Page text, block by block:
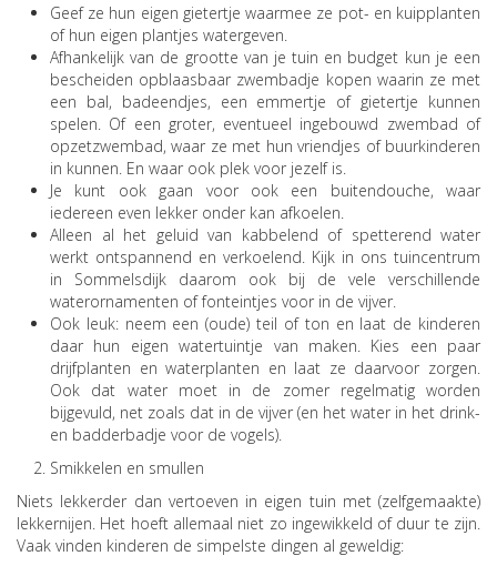
Geef ze hun eigen gietertje waarmee ze pot- en kuipplanten
of hun eigen plantjes watergeven.
Afhankelijk van de grootte van je tuin en budget kun je een
bescheiden opblaasbaar zwembadje kopen waarin ze met
een bal, badeendjes, een emmertje of gietertje kunnen
spelen. Of een groter, eventueel ingebouwd zwembad of
opzetzwembad, waar ze met hun vriendjes of buurkinderen
in kunnen. En waar ook plek voor jezelf is.
Je kunt ook gaan voor ook een buitendouche, waar
iedereen even lekker onder kan afkoelen.
Alleen al het geluid van kabbelend of spetterend water
werkt ontspannend en verkoelend. Kijk in ons tuincentrum
in Sommelsdijk daarom ook bij de vele verschillende
waterornamenten of fonteintjes voor in de vijver.
Ook leuk: neem een (oude) teil of ton en laat de kinderen
daar hun eigen watertuintje van maken. Kies een paar
drijfplanten en waterplanten en laat ze daarvoor zorgen.
Ook dat water moet in de zomer regelmatig worden
bijgevuld, net zoals dat in de vijver (en het water in het drink-
en badderbadje voor de vogels).
Smikkelen en smullen
Niets lekkerder dan vertoeven in eigen tuin met (zelfgemaakte)
lekkernijen. Het hoeft allemaal niet zo ingewikkeld of duur te zijn.
Vaak vinden kinderen de simpelste dingen al geweldig: